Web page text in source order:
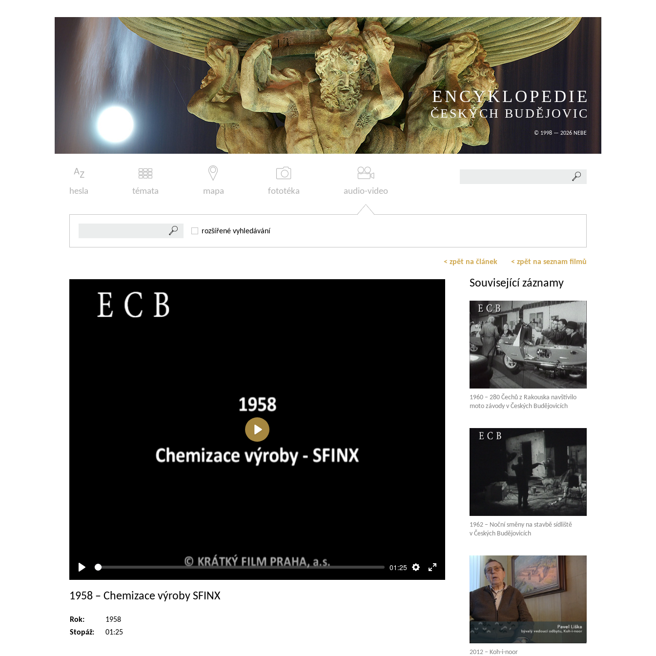
ENCYKLOPEDIE
ČESKÝCH BUDĚJOVIC
© 1998 — 2026 NEBE
hesla témata mapa fototéka audio-video
rozšířené vyhledávání
< zpět na článek < zpět na seznam filmů
Přehrát
01:25
Nastavení
Režim
Přehrát
1958 – Chemizace výroby SFINX
Rok:
1958
Stopáž:
01:25
Související záznamy
1960 – 280 Čechů z Rakouska navštívilo
moto závody v Českých Budějovicích
1962 – Noční směny na stavbě sídliště
v Českých Budějovicích
2012 – Koh-i-noor